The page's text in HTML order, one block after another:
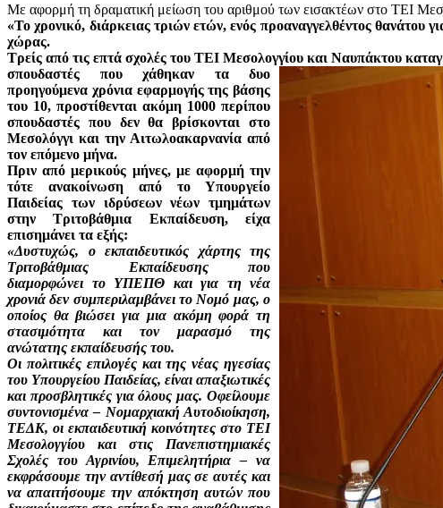
Με αφορμή τη δραματική μείωση του αριθμού των εισακτέων στο ΤΕΙ
«Το χρονικό, διάρκειας τριών ετών, ενός προαναγγελθέντος
χώρας.
Τρείς από τις επτά σχολές του ΤΕΙ Μεσολογγίου και Ναυπάκτου κα
σπουδαστές που χάθηκαν τα δυο
προηγούμενα χρόνια εφαρμογής της βάσης
του 10, προστίθενται ακόμη 1000 περίπου
σπουδαστές που δεν θα βρίσκονται στο
Μεσολόγγι και την Αιτωλοακαρνανία από
τον επόμενο μήνα.
Πριν από μερικούς μήνες, με αφορμή την
τότε ανακοίνωση από το Υπουργείο
Παιδείας των ιδρύσεων νέων τμημάτων
στην Τριτοβάθμια Εκπαίδευση, είχα
επισημάνει τα εξής:
«Δυστυχώς, ο εκπαιδευτικός χάρτης της
Τριτοβάθμιας Εκπαίδευσης που
διαμορφώνει το ΥΠΕΠΘ και για τη νέα
χρονιά δεν συμπεριλαμβάνει το Νομό μας, ο
οποίος θα βιώσει για μια ακόμη φορά τη
στασιμότητα και τον μαρασμό της
ανώτατης εκπαίδευσής του.
Οι πολιτικές επιλογές και της νέας ηγεσίας
του Υπουργείου Παιδείας, είναι απαξιωτικές
και προσβλητικές για όλους μας. Οφείλουμε
συντονισμένα – Νομαρχιακή Αυτοδιοίκηση,
ΤΕΔΚ, οι εκπαιδευτική κοινότητες στο ΤΕΙ
Μεσολογγίου και στις Πανεπιστημιακές
Σχολές του Αγρινίου, Επιμελητήρια – να
εκφράσουμε την αντίθεσή μας σε αυτές και
να απαιτήσουμε την απόκτηση αυτών που